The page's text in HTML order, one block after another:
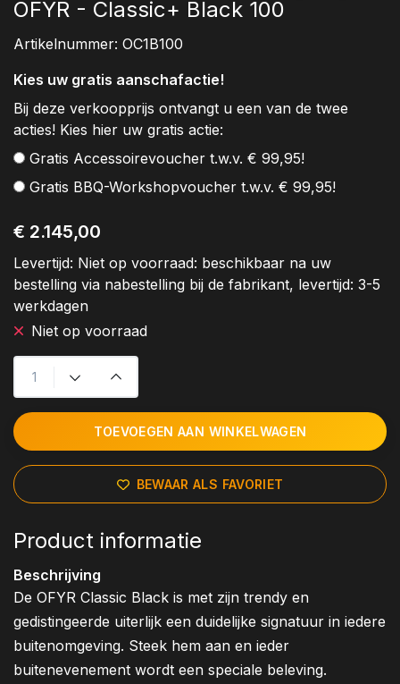
OFYR - Classic+ Black 100
Artikelnummer: OC1B100
Kies uw gratis aanschafactie!
Bij deze verkoopprijs ontvangt u een van de twee
acties! Kies hier uw gratis actie:
Gratis Accessoirevoucher t.w.v. € 99,95!
Gratis BBQ-Workshopvoucher t.w.v. € 99,95!
€ 2.145,00
Levertijd: Niet op voorraad: beschikbaar na uw
bestelling via nabestelling bij de fabrikant, levertijd: 3-5
werkdagen
Niet op voorraad
TOEVOEGEN AAN WINKELWAGEN
BEWAAR ALS FAVORIET
Product informatie
Beschrijving
De OFYR Classic Black is met zijn trendy en
gedistingeerde uiterlijk een duidelijke signatuur in iedere
buitenomgeving. Steek hem aan en ieder
buitenevenement wordt een speciale beleving.